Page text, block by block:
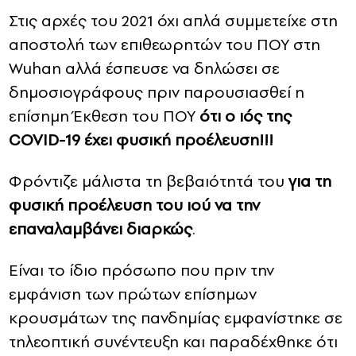
Στις αρχές του 2021 όχι απλά συμμετείχε στη
αποστολή των επιθεωρητών του ΠΟΥ στη
Wuhan αλλά έσπευσε να δηλώσει σε
δημοσιογράφους πριν παρουσιασθεί η
επίσημη Έκθεση του ΠΟΥ ότι ο ιός της
COVID-19 έχει φυσική προέλευση!!!
Φρόντιζε μάλιστα τη βεβαιότητά του για τη
φυσική προέλευση του ιού να την
επαναλαμβάνει διαρκώς.
Είναι το ίδιο πρόσωπο που πριν την
εμφάνιση των πρώτων επίσημων
κρουσμάτων της πανδημίας εμφανίστηκε σε
τηλεοπτική συνέντευξη και παραδέχθηκε ότι